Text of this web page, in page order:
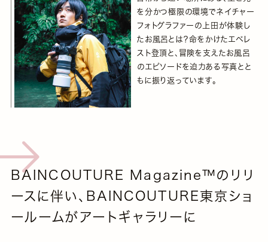
を分かつ極限の環境でネイチャー
フォトグラファーの上田が体験し
たお風呂とは？命をかけたエベレ
スト登頂と、冒険を支えたお風呂
のエピソードを迫力ある写真とと
もに振り返っています。
BAINCOUTURE Magazine™️のリリ
ースに伴い、BAINCOUTURE東京ショ
ールームがアートギャラリーに